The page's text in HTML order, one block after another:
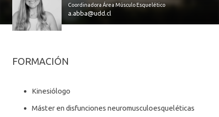
INVESTIGACIÓN
CLÍNICA ERNESTO SILVA B.
Coordinadora Área Músculo Esquelético
a.abba@udd.cl
FORMACIÓN
Kinesiólogo
Máster en disfunciones neuromusculoesqueléticas